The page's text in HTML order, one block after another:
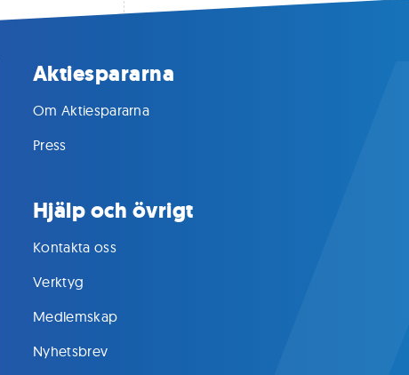
Aktiespararna
Om Aktiespararna
Press
Hjälp och övrigt
Kontakta oss
Verktyg
Medlemskap
Nyhetsbrev